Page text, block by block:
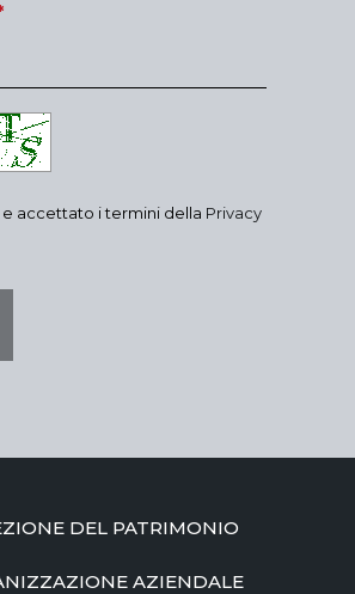
accettato i termini della Privacy
DEL PATRIMONIO
AZIENDALE